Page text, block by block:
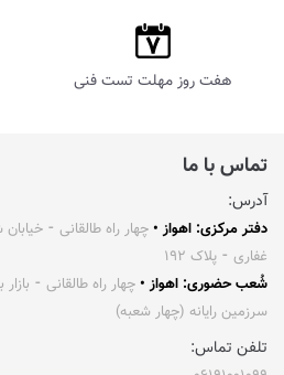
هفت روز مهلت تست فنی
تماس با ما
آدرس:
دفتر مرکزی: اهواز • چهار راه طالقانی ⁃
غفاری ⁃ پلاک ۱۹۲
شُعب حضوری: اهواز • چهار راه طالقانی ⁃
سرزمین رایانه (چهار شعبه)
تلفن تماس: